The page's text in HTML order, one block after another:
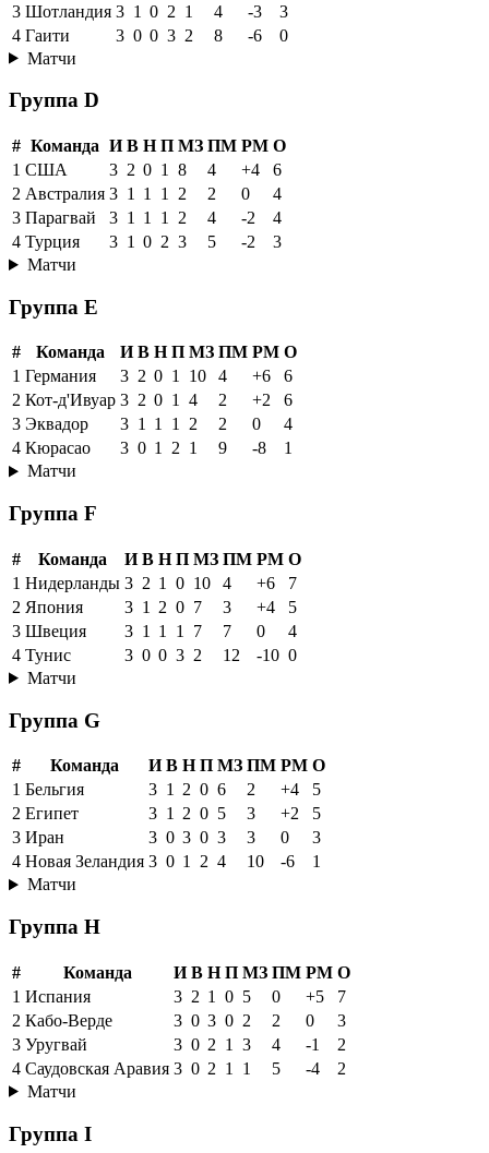
3 Шотландия 3 1 0 2 1 4 -3
3
4 Гаити 3 0 0 3 2 8 -6
0
Матчи
Группа D
# Команда И В Н П МЗ ПМ РМ О
1 США 3 2 0 1 8 4 +4
6
2 Австралия 3 1 1 1 2 2 0
4
3 Парагвай 3 1 1 1 2 4 -2
4
4 Турция 3 1 0 2 3 5 -2
3
Матчи
Группа E
# Команда И В Н П МЗ ПМ РМ О
1 Германия 3 2 0 1 10 4 +6
6
2 Кот-д'Ивуар 3 2 0 1 4 2 +2
6
3 Эквадор 3 1 1 1 2 2 0
4
4 Кюрасао 3 0 1 2 1 9 -8
1
Матчи
Группа F
# Команда И В Н П МЗ ПМ РМ О
1 Нидерланды 3 2 1 0 10 4 +6
7
2 Япония 3 1 2 0 7 3 +4
5
3 Швеция 3 1 1 1 7 7 0
4
4 Тунис 3 0 0 3 2 12 -10 0
Матчи
Группа G
# Команда И В Н П МЗ ПМ РМ О
1 Бельгия 3 1 2 0 6 2 +4
5
2 Египет 3 1 2 0 5 3 +2
5
3 Иран 3 0 3 0 3 3 0
3
4 Новая Зеландия 3 0 1 2 4 10 -6
1
Матчи
Группа H
# Команда И В Н П МЗ ПМ РМ О
1 Испания 3 2 1 0 5 0 +5
7
2 Кабо-Верде 3 0 3 0 2 2 0
3
3 Уругвай 3 0 2 1 3 4 -1
2
4 Саудовская Аравия 3 0 2 1 1 5 -4
2
Матчи
Группа I